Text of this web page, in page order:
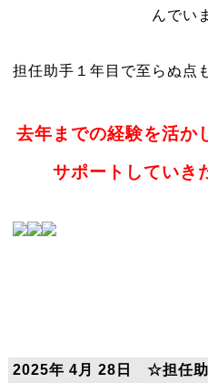
んでい
担任助手１年目で至らぬ点
去年までの経験を活か
サポートしていき
2025年 4月 28日 ☆担任